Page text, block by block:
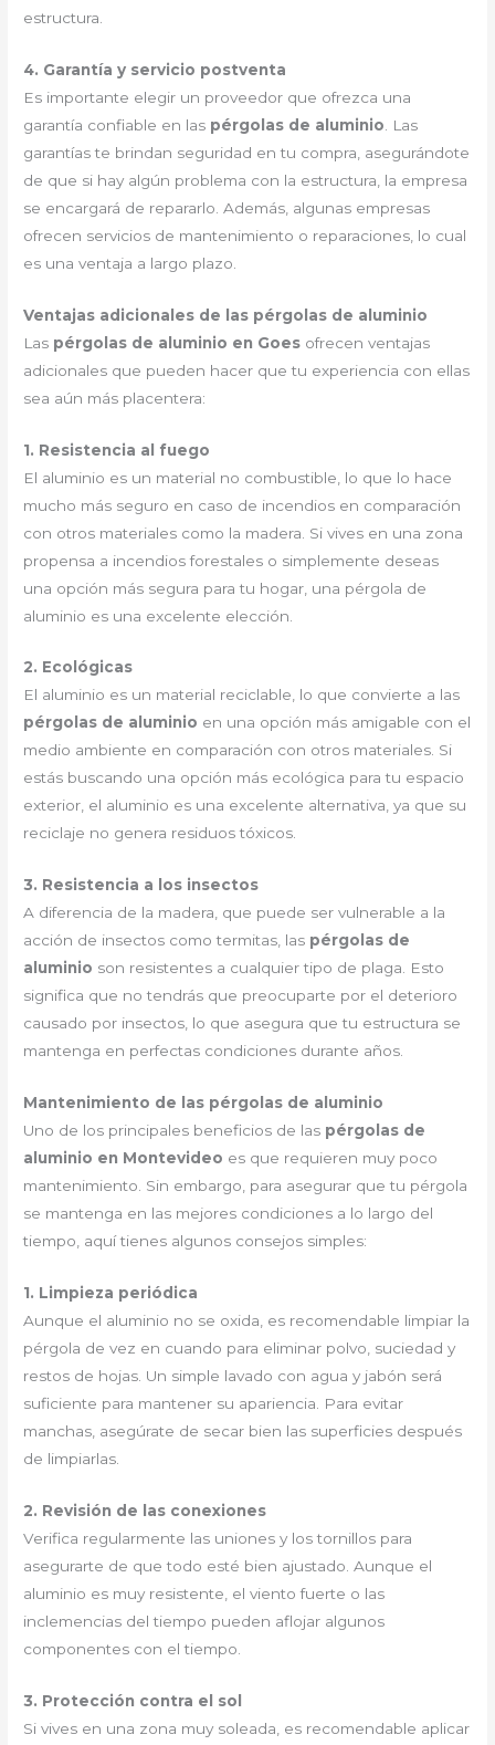
estructura.
4. Garantía y servicio postventa
Es importante elegir un proveedor que ofrezca una
garantía confiable en las pérgolas de aluminio . Las
garantías te brindan seguridad en tu compra, asegurándote
de que si hay algún problema con la estructura, la empresa
se encargará de repararlo. Además, algunas empresas
ofrecen servicios de mantenimiento o reparaciones, lo cual
es una ventaja a largo plazo.
Ventajas adicionales de las pérgolas de aluminio
Las pérgolas de aluminio en Goes ofrecen ventajas
adicionales que pueden hacer que tu experiencia con ellas
sea aún más placentera:
1. Resistencia al fuego
El aluminio es un material no combustible, lo que lo hace
mucho más seguro en caso de incendios en comparación
con otros materiales como la madera. Si vives en una zona
propensa a incendios forestales o simplemente deseas
una opción más segura para tu hogar, una pérgola de
aluminio es una excelente elección.
2. Ecológicas
El aluminio es un material reciclable, lo que convierte a las
pérgolas de aluminio en una opción más amigable con el
medio ambiente en comparación con otros materiales. Si
estás buscando una opción más ecológica para tu espacio
exterior, el aluminio es una excelente alternativa, ya que su
reciclaje no genera residuos tóxicos.
3. Resistencia a los insectos
A diferencia de la madera, que puede ser vulnerable a la
acción de insectos como termitas, las pérgolas de
aluminio son resistentes a cualquier tipo de plaga. Esto
significa que no tendrás que preocuparte por el deterioro
causado por insectos, lo que asegura que tu estructura se
mantenga en perfectas condiciones durante años.
Mantenimiento de las pérgolas de aluminio
Uno de los principales beneficios de las pérgolas de
aluminio en Montevideo es que requieren muy poco
mantenimiento. Sin embargo, para asegurar que tu pérgola
se mantenga en las mejores condiciones a lo largo del
tiempo, aquí tienes algunos consejos simples:
1. Limpieza periódica
Aunque el aluminio no se oxida, es recomendable limpiar la
pérgola de vez en cuando para eliminar polvo, suciedad y
restos de hojas. Un simple lavado con agua y jabón será
suficiente para mantener su apariencia. Para evitar
manchas, asegúrate de secar bien las superficies después
de limpiarlas.
2. Revisión de las conexiones
Verifica regularmente las uniones y los tornillos para
asegurarte de que todo esté bien ajustado. Aunque el
aluminio es muy resistente, el viento fuerte o las
inclemencias del tiempo pueden aflojar algunos
componentes con el tiempo.
3. Protección contra el sol
Si vives en una zona muy soleada, es recomendable aplicar